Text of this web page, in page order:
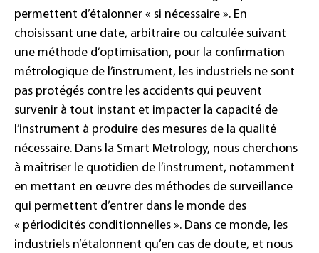
permettent d’étalonner « si nécessaire ». En
choisissant une date, arbitraire ou calculée suivant
une méthode d’optimisation, pour la confirmation
métrologique de l’instrument, les industriels ne sont
pas protégés contre les accidents qui peuvent
survenir à tout instant et impacter la capacité de
l’instrument à produire des mesures de la qualité
nécessaire. Dans la Smart Metrology, nous cherchons
à maîtriser le quotidien de l’instrument, notamment
en mettant en œuvre des méthodes de surveillance
qui permettent d’entrer dans le monde des
« périodicités conditionnelles ». Dans ce monde, les
industriels n’étalonnent qu’en cas de doute, et nous